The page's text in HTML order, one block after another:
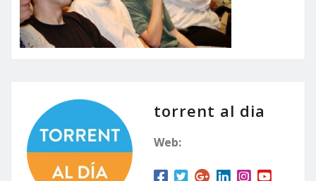
torrent al dia
Web: